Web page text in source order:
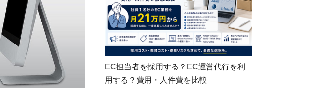
EC担当者を採用する？EC運営代行を利
用する？費用・人件費を比較